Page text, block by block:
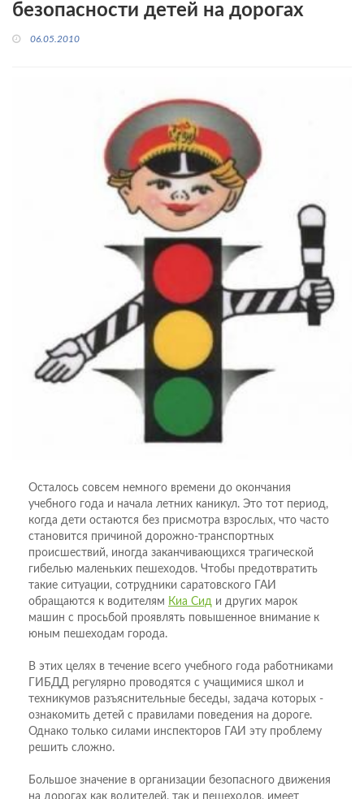
безопасности детей на дорогах
06.05.2010
Осталось совсем немного времени до окончания
учебного года и начала летних каникул. Это тот период,
когда дети остаются без присмотра взрослых, что часто
становится причиной дорожно-транспортных
происшествий, иногда заканчивающихся трагической
гибелью маленьких пешеходов. Чтобы предотвратить
такие ситуации, сотрудники саратовского ГАИ
обращаются к водителям Киа Сид и других марок
машин с просьбой проявлять повышенное внимание к
юным пешеходам города.
В этих целях в течение всего учебного года работниками
ГИБДД регулярно проводятся с учащимися школ и
техникумов разъяснительные беседы, задача которых -
ознакомить детей с правилами поведения на дороге.
Однако только силами инспекторов ГАИ эту проблему
решить сложно.
Большое значение в организации безопасного движения